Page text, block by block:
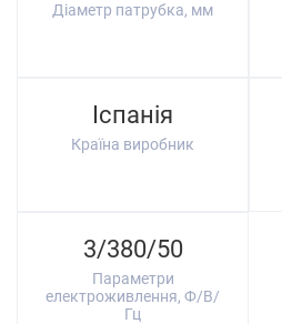
Діаметр патрубка, мм
Іспанія
Країна виробник
3/380/50
Параметри
електроживлення, Ф/В/
Гц